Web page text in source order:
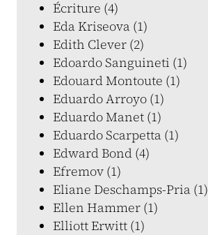
Écriture (4)
Eda Kriseova (1)
Edith Clever (2)
Edoardo Sanguineti (1)
Edouard Montoute (1)
Eduardo Arroyo (1)
Eduardo Manet (1)
Eduardo Scarpetta (1)
Edward Bond (4)
Efremov (1)
Eliane Deschamps-Pria (1)
Ellen Hammer (1)
Elliott Erwitt (1)